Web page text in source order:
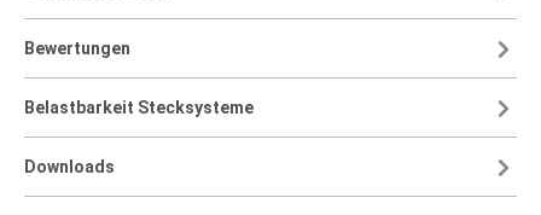
Bewertungen
Belastbarkeit Stecksysteme
Downloads